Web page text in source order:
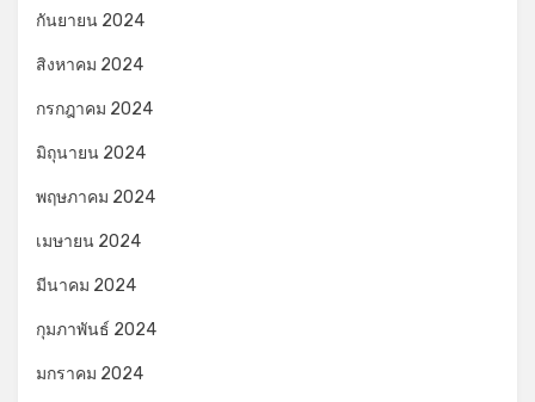
กันยายน 2024
สิงหาคม 2024
กรกฎาคม 2024
มิถุนายน 2024
พฤษภาคม 2024
เมษายน 2024
มีนาคม 2024
กุมภาพันธ์ 2024
มกราคม 2024